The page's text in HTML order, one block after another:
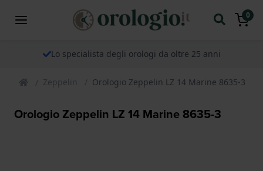
0
Lo specialista degli orologi da oltre 25 anni
Zeppelin Orologio Zeppelin LZ 14 Marine 8635-3
Orologio Zeppelin LZ 14 Marine 8635-3